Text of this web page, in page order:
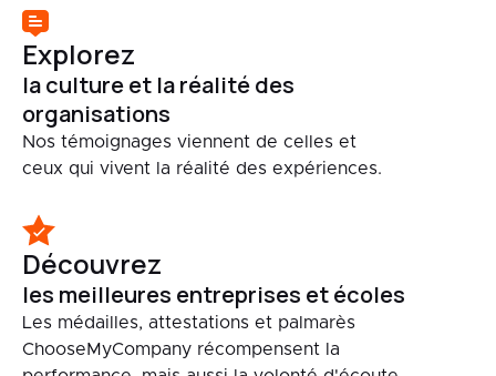
Explorez
la culture et la réalité des
organisations
Nos témoignages viennent de celles et
ceux qui vivent la réalité des expériences.
Découvrez
les meilleures entreprises et écoles
Les médailles, attestations et palmarès
ChooseMyCompany récompensent la